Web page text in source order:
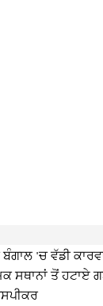
'ਚ ਵੱਡੀ
ਸਥਾਨਾਂ ਤੋਂ ਹਟਾਏ